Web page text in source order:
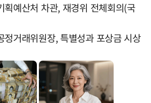
예산처 차관, 재경위 전체회의(국
거래위원장, 특별성과 포상금 시상